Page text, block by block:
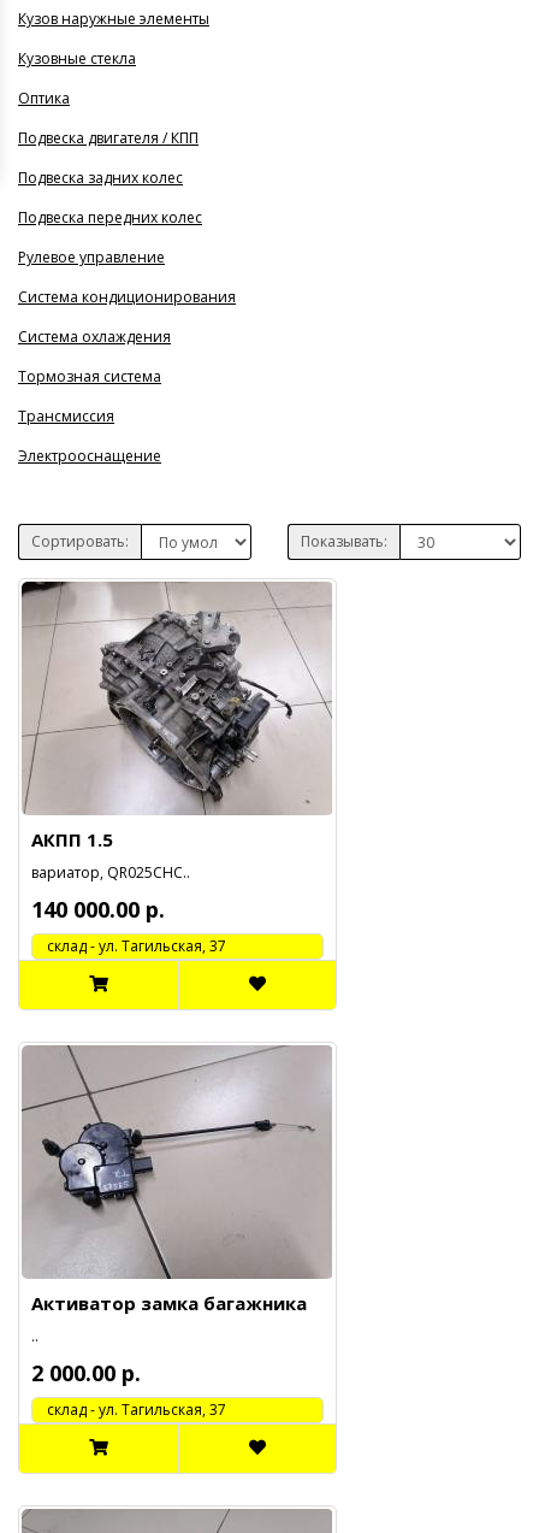
Кузов наружные элементы
Кузовные стекла
Оптика
Подвеска двигателя / КПП
Подвеска задних колес
Подвеска передних колес
Рулевое управление
Система кондиционирования
Система охлаждения
Тормозная система
Трансмиссия
Электрооснащение
Сортировать: Показывать:
АКПП 1.5
вариатор, QR025CHC..
140 000.00 р.
cклад - ул. Тагильская, 37
Активатор замка багажника
..
2 000.00 р.
cклад - ул. Тагильская, 37